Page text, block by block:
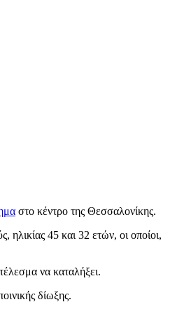
στο κέντρο της Θεσσαλονίκης.
45 και 32 ετών, οι οποίοι,
να καταλήξει.
δίωξης.